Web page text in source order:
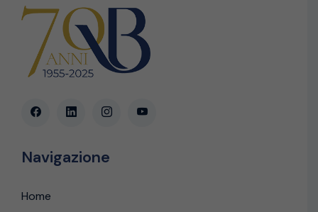
Navigazione
Home